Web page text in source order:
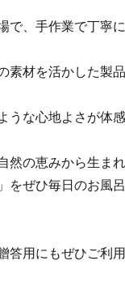
で、手作業で丁寧
素材を活かした製品
うな心地よさが体感
然の恵みから生まれ
をぜひ毎日のお風
答用にもぜひご利